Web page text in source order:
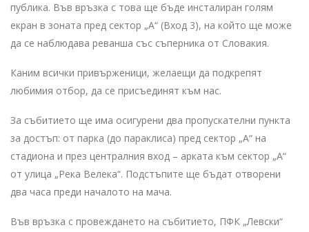
публика. Във връзка с това ще бъде инсталиран голям
екран в зоната пред сектор „А“ (Вход 3), на който ще може
да се наблюдава реванша със съперника от Словакия.
Каним всички привърженици, желаещи да подкрепят
любимия отбор, да се присъединят към нас.
За събитието ще има осигурени два пропускателни пункта
за достъп: от парка (до параклиса) пред сектор „А“ на
стадиона и през централния вход – арката към сектор „А“
от улица „Река Велека“. Подстъпите ще бъдат отворени
два часа преди началото на мача.
Във връзка с провеждането на събитието, ПФК „Левски“